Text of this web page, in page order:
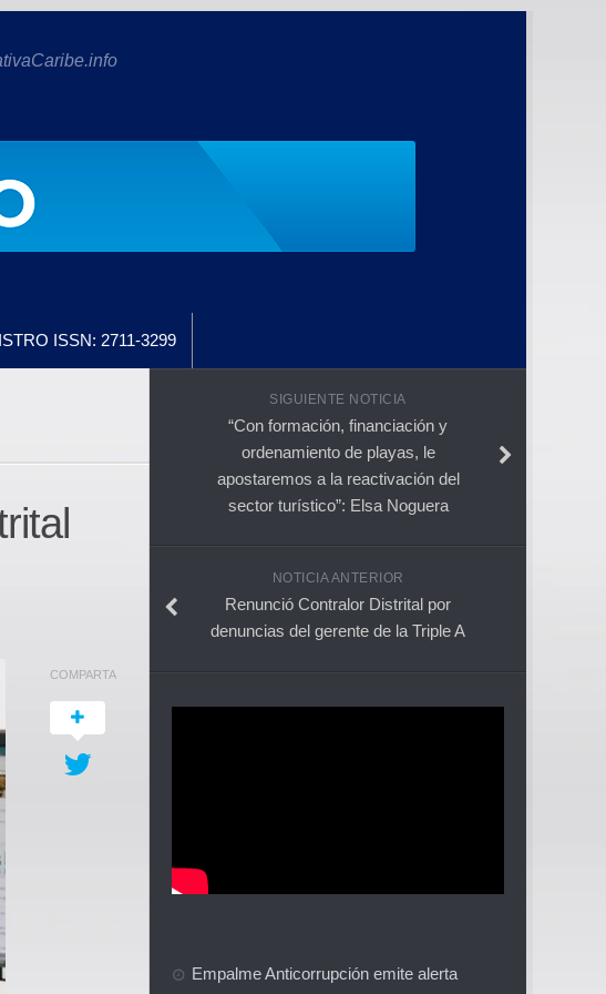
ISSN: 2711-3299
COMPARTA
SIGUIENTE NOTICIA
“Con formación, financiación y
ordenamiento de playas, le
apostaremos a la reactivación del
sector turístico”: Elsa Noguera
NOTICIA ANTERIOR
Renunció Contralor Distrital por
denuncias del gerente de la Triple A
Empalme Anticorrupción emite alerta